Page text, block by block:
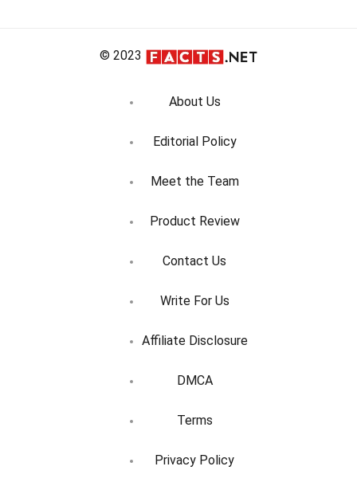
© 2023
About Us
Editorial Policy
Meet the Team
Product Review
Contact Us
Write For Us
Affiliate Disclosure
DMCA
Terms
Privacy Policy